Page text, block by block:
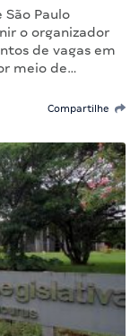
Paulo
o organizador
de vagas em
meio de…
Compartilhe